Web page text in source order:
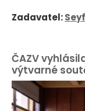
Zadavatel:
ČAZV
výtvarné